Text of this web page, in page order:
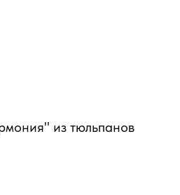
из тюльпанов